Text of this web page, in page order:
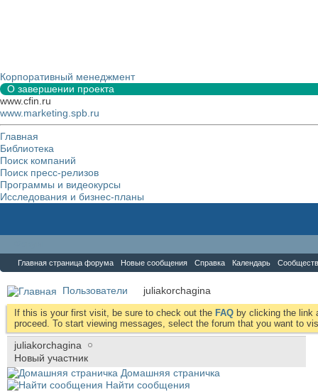
Корпоративный менеджмент
О завершении проекта
www.cfin.ru
www.marketing.spb.ru
Главная
Библиотека
Поиск компаний
Поиск пресс-релизов
Программы и видеокурсы
Исследования и бизнес-планы
Главная страница форума Новые сообщения Справка Календарь
Пользователи juliakorchagina
If this is your first visit, be sure to check out the FAQ by clicking the link
proceed. To start viewing messages, select the forum that you want to
juliakorchagina
Новый участник
Домашняя страничка
Найти сообщения